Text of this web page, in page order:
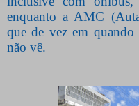
enquanto a AMC
que de vez em
não vê.